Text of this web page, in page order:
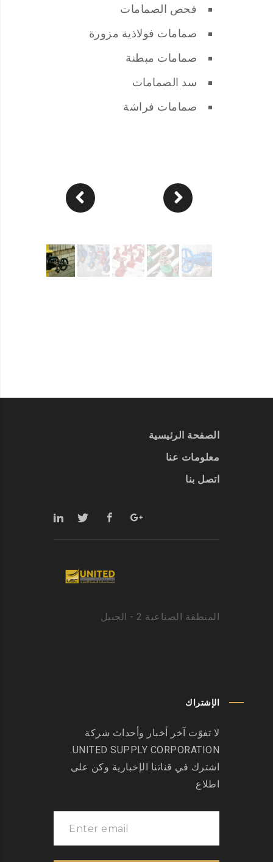
فحص الصمامات
صمامات فولاذية مزورة
صمامات مبطنة
سد الصمامات
صمامات فراشة
الصفحة الرئيسية
معلومات عنا
اتصل بنا
المنطقة الصناعية 2 - الجبيل
الإشتراك
لا تفوّت آخر أخبار وأحداث شركة
UNITED SUPPLY CORPORATION.
اشترك في قناتنا الإخبارية وكن على
اطلاع